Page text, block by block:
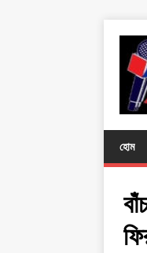
হোম